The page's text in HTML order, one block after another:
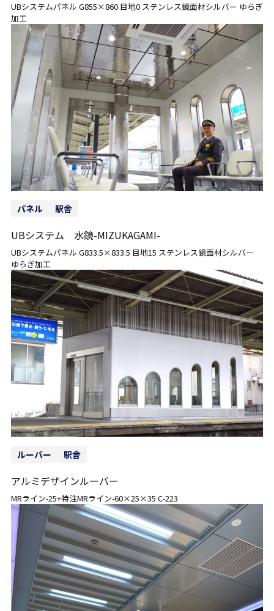
UBシステムパネル G855×860 目地0 ステンレス鏡面材シルバー ゆらぎ
加工
パネル 駅舎
UBシステム 水鏡-MIZUKAGAMI-
UBシステムパネル G833.5×833.5 目地15 ステンレス鏡面材シルバー
ゆらぎ加工
ルーバー 駅舎
アルミデザインルーバー
MRライン-25+特注MRライン-60×25×35 C-223